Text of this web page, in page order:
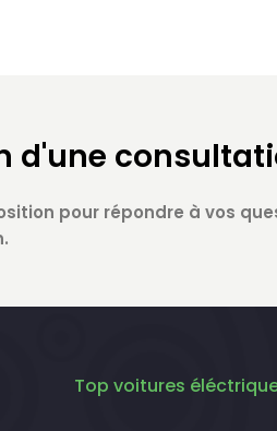
d'une
pour répondre à vos
Top voitures